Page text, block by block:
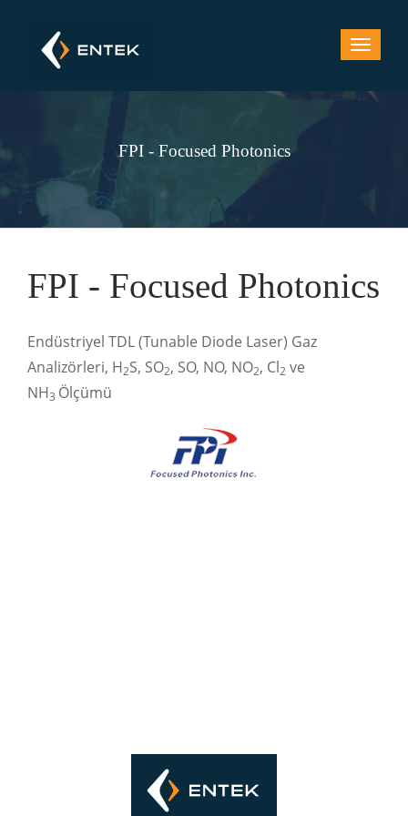
FPI - Focused Photonics
FPI - Focused Photonics
Endüstriyel TDL (Tunable Diode Laser) Gaz
Analizörleri, H2S, SO2, SO, NO, NO2, Cl2 ve
NH3 Ölçümü